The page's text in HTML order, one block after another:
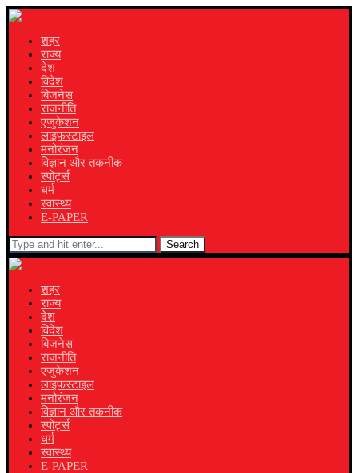
शहर
राज्य
देश
विदेश
बिजनेस
राजनीति
एजुकेशन
लाइफस्टाइल
मनोरंजन
विज्ञान और तकनीक
स्पोर्ट्स
धर्म
स्वास्थ्य
E-PAPER
Search
शहर
राज्य
देश
विदेश
बिजनेस
राजनीति
एजुकेशन
लाइफस्टाइल
मनोरंजन
विज्ञान और तकनीक
स्पोर्ट्स
धर्म
स्वास्थ्य
E-PAPER